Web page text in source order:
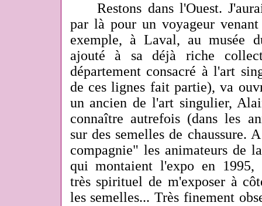
Restons dans l'Ouest.
par là pour un voyageur
exemple, à Laval, au musée
ajouté à sa déjà riche
département consacré à l'art
de ces lignes fait partie), va
un ancien de l'art singulier,
connaître autrefois (dans les
sur des semelles de
compagnie" les animateurs de
qui montaient l'expo en 1995,
très spirituel de m'exposer à
les semelles... Très finement